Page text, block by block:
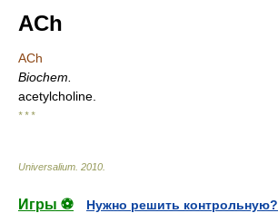
ACh
ACh
Biochem.
acetylcholine.
* * *
Universalium 2010
Игры ⚽
Нужно решить контрольную?